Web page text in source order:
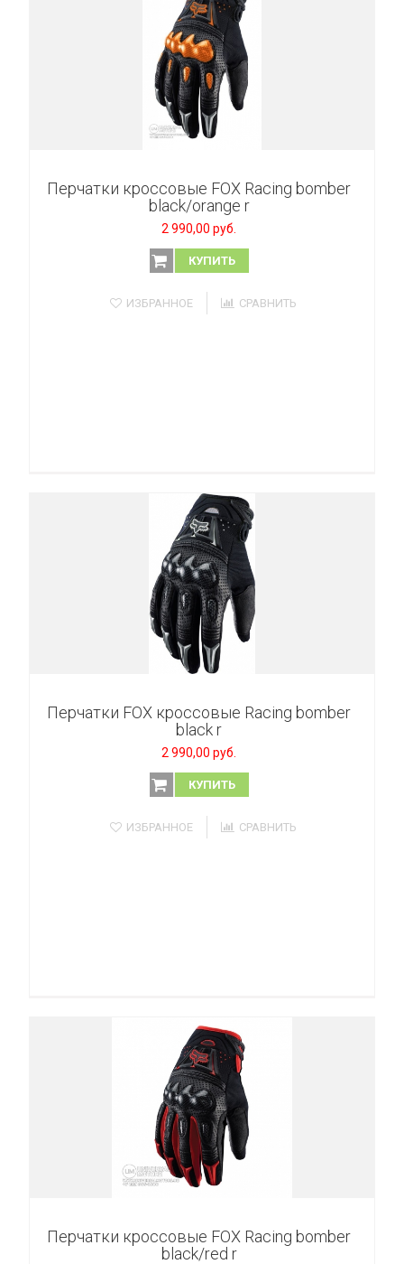
Перчатки кроссовые FOX Racing bomber
black/orange r
2 990,00 руб.
КУПИТЬ
ИЗБРАННОЕ СРАВНИТЬ
Перчатки FOX кроссовые Racing bomber
black r
2 990,00 руб.
КУПИТЬ
ИЗБРАННОЕ СРАВНИТЬ
Перчатки кроссовые FOX Racing bomber
black/red r